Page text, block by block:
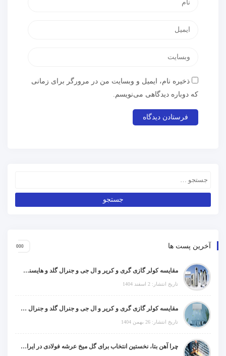
ذخیره نام، ایمیل و وبسایت من در مرورگر برای زمانی
که دوباره دیدگاهی می‌نویسم.
آخرین پست ها
مقایسه کولر گازی گری و کریر و ال جی و جنرال گلد و هایسنس و مدیا و اجنرال
تاریخ انتشار: 2 اسفند 1404
مقایسه کولر گازی گری و کریر و ال جی و جنرال گلد و جنرال شکار و سامسونگ و یونیوا
تاریخ انتشار: 26 بهمن 1404
چرا آهن بتا، نخستین انتخاب برای گل میخ عرشه فولادی در ایران است؟